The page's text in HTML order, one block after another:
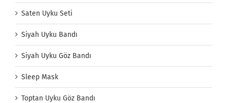
Saten Uyku Seti
Siyah Uyku Bandı
Siyah Uyku Göz Bandı
Sleep Mask
Toptan Uyku Göz Bandı